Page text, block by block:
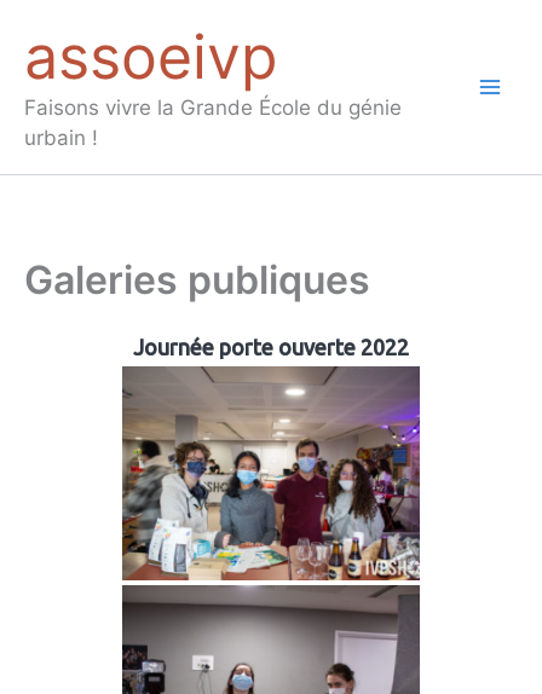
contenu
assoeivp
Faisons vivre la Grande École du génie
urbain !
Galeries publiques
Journée porte ouverte 2022